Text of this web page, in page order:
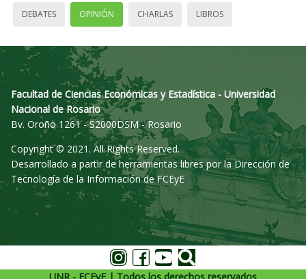
DEBATES OPINIÓN CHARLAS LIBROS
Facultad de Ciencias Económicas y Estadística - Universidad
Nacional de Rosario
Bv. Oroño 1261 - S2000DSM - Rosario
Copyright © 2021. All Rights Reserved.
Desarrollado a partir de herramientas libres por la Dirección de
Tecnología de la Información de FCEyE